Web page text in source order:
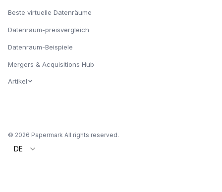
Beste virtuelle Datenräume
Datenraum-preisvergleich
Datenraum-Beispiele
Mergers & Acquisitions Hub
Artikel
© 2026 Papermark All rights reserved.
DE